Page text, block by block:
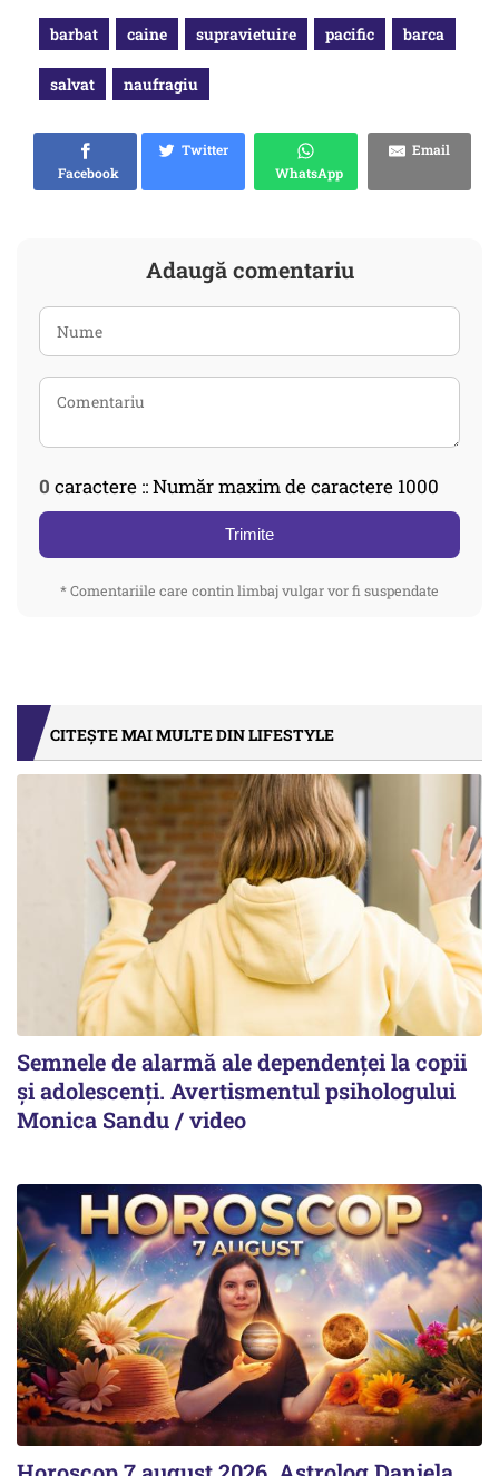
barbat caine supravietuire pacific barca
salvat naufragiu
Facebook
Twitter
WhatsApp
Email
Adaugă comentariu
0 caractere :: Număr maxim de caractere 1000
Trimite
* Comentariile care contin limbaj vulgar vor fi suspendate
CITEȘTE MAI MULTE DIN LIFESTYLE
Semnele de alarmă ale dependenței la copii
și adolescenți. Avertismentul psihologului
Monica Sandu / video